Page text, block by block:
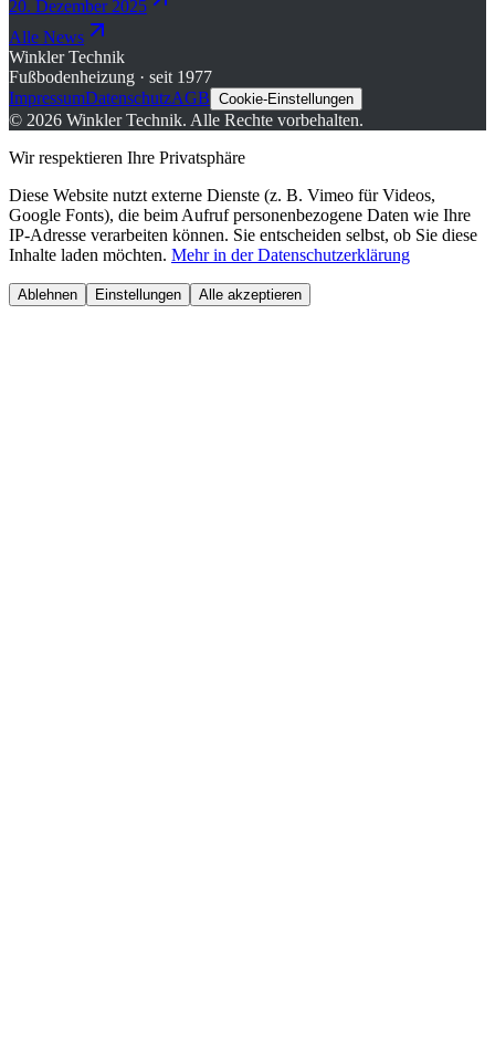
20. Dezember 2025
Alle News
Winkler Technik
Fußbodenheizung · seit 1977
ImpressumDatenschutzAGB Cookie-Einstellungen
© 2026 Winkler Technik. Alle Rechte vorbehalten.
Wir respektieren Ihre Privatsphäre
Diese Website nutzt externe Dienste (z. B. Vimeo für Videos,
Google Fonts), die beim Aufruf personenbezogene Daten wie Ihre
IP-Adresse verarbeiten können. Sie entscheiden selbst, ob Sie diese
Inhalte laden möchten. Mehr in der Datenschutzerklärung
Ablehnen Einstellungen Alle akzeptieren